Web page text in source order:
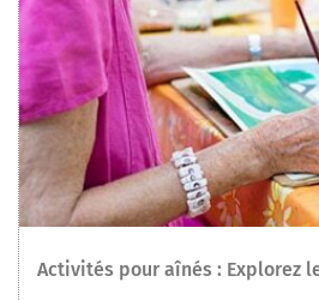
Activités pour aînés : Explorez